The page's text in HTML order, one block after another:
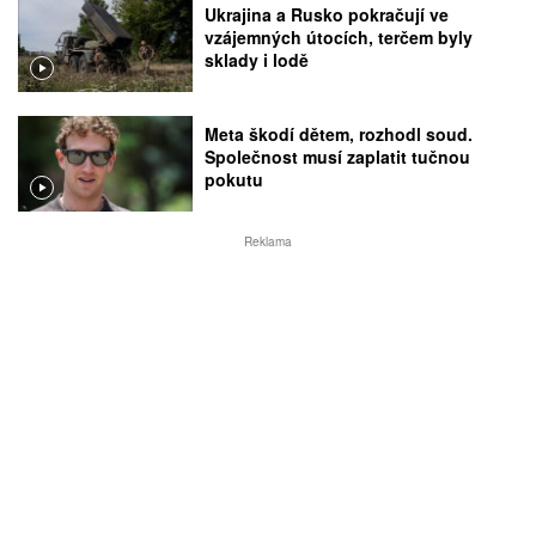
Ukrajina a Rusko pokračují ve
vzájemných útocích, terčem byly
sklady i lodě
Meta škodí dětem, rozhodl soud.
Společnost musí zaplatit tučnou
pokutu
Reklama